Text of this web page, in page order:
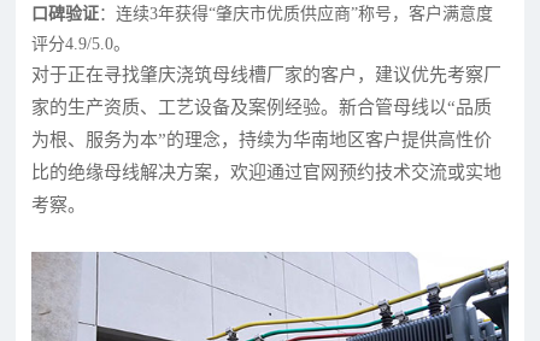
口碑验证：连续3年获得“肇庆市优质供应商”称号，客户满意度
评分4.9/5.0。
对于正在寻找肇庆浇筑母线槽厂家的客户，建议优先考察厂
家的生产资质、工艺设备及案例经验。新合管母线以“品质
为根、服务为本”的理念，持续为华南地区客户提供高性价
比的绝缘母线解决方案，欢迎通过官网预约技术交流或实地
考察。